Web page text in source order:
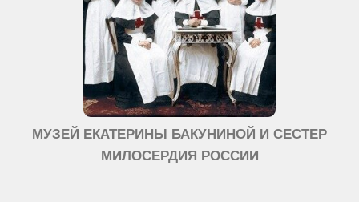
МУЗЕЙ ЕКАТЕРИНЫ БАКУНИНОЙ И СЕСТЕР
МИЛОСЕРДИЯ РОССИИ